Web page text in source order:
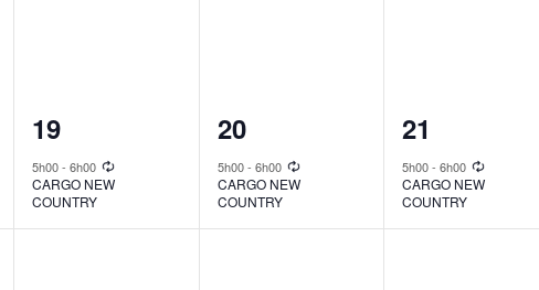
1
event,
19
5h00- 6h00
CARGO NEW
COUNTRY
1
event,
20
5h00- 6h00
CARGO NEW
COUNTRY
1
event,
21
5h00-6h00
CARGO NEW
COUNTRY